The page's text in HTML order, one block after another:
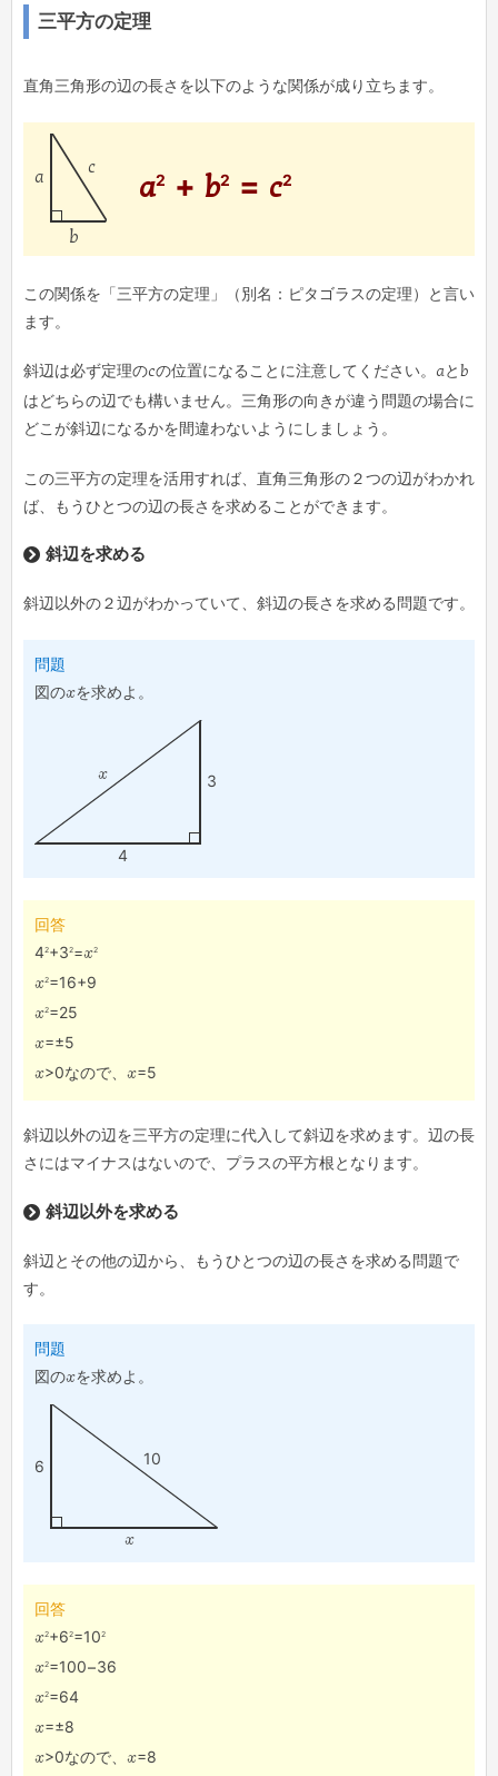
三平方の定理
直角三角形の辺の長さを以下のような関係が成り立ちます。
a
b
c
a2 + b2 = c2
この関係を「三平方の定理」（別名：ピタゴラスの定理）と言い
ます。
斜辺は必ず定理のcの位置になることに注意してください。 a と b
はどちらの辺でも構いません。三角形の向きが違う問題の場合に
どこが斜辺になるかを間違わないようにしましょう。
この三平方の定理を活用すれば、直角三角形の２つの辺がわかれ
ば、もうひとつの辺の長さを求めることができます。
斜辺を求める
斜辺以外の２辺がわかっていて、斜辺の長さを求める問題です。
問題
図のxを求めよ。
4
x 3
回答
4 2 +3 2 =x2
x2 =16+9
x2 =25
x=±5
x>0なので、 x=5
斜辺以外の辺を三平方の定理に代入して斜辺を求めます。辺の長
さにはマイナスはないので、プラスの平方根となります。
斜辺以外を求める
斜辺とその他の辺から、もうひとつの辺の長さを求める問題で
す。
問題
図のxを求めよ。
6
x
10
回答
x2 +6 2 =10 2
x2 =100-36
x2 =64
x=±8
x>0なので、 x=8